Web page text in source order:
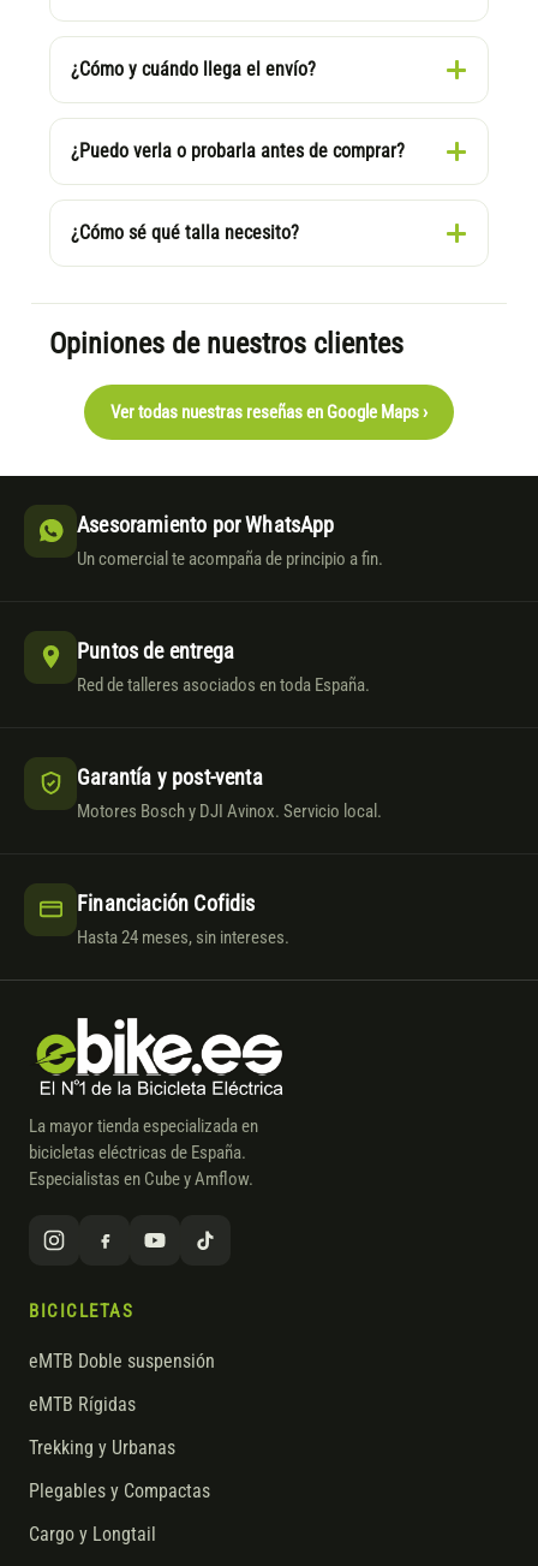
¿Cómo y cuándo llega el envío?
¿Puedo verla o probarla antes de comprar?
¿Cómo sé qué talla necesito?
Opiniones de nuestros clientes
Ver todas nuestras reseñas en Google Maps ›
Asesoramiento por WhatsApp
Un comercial te acompaña de principio a fin.
Puntos de entrega
Red de talleres asociados en toda España.
Garantía y post-venta
Motores Bosch y DJI Avinox. Servicio local.
Financiación Cofidis
Hasta 24 meses, sin intereses.
La mayor tienda especializada en
bicicletas eléctricas de España.
Especialistas en Cube y Amflow.
BICICLETAS
eMTB Doble suspensión
eMTB Rígidas
Trekking y Urbanas
Plegables y Compactas
Cargo y Longtail